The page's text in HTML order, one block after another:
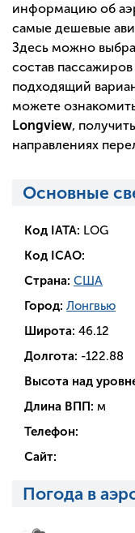
информацию об
самые дешевые
Здесь можно
состав
подходящий
можете
Longview,
направлениях
Основные
Код IATA: LOG
Код ICAO:
Страна: США
Город: Лонгвью
Широта: 46.12
Долгота: -122.88
Высота над
Длина ВПП: м
Телефон:
Сайт:
Погода в